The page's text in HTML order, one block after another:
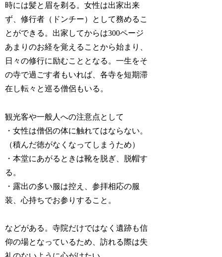
時には髪と眉を剃る。女性は出家出来
ず、修行者（ドンチー）として務めるこ
とができる。出家してからは300ページ
あまりのお経を覚えることから始まり、
日々の修行に励むこととなる。一生をそ
の寺で過ごす者もいれば、各寺を短期滞
在し転々と巡る僧侶もいる。
観光客や一般人への注意点として
・女性は僧侶の体に触れてはならない。
（積んだ徳がなくなってしまうため）
・本堂にあがるときは靴を脱ぎ、脱帽す
る。
・露出の多い服は控え、参拝相応の服
装、心持ちでお参りすること。
などがある。寺院だけではなく遺跡も信
仰の場となっているため、訪れる際は失